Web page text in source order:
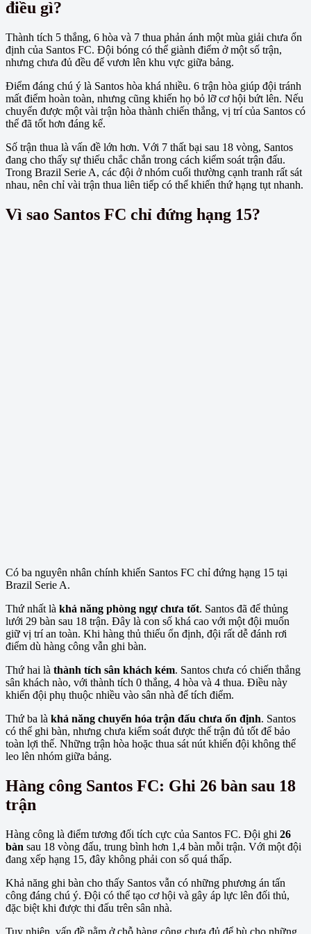
điều gì?
Thành tích 5 thắng, 6 hòa và 7 thua phản ánh một mùa giải chưa ổn
định của Santos FC. Đội bóng có thể giành điểm ở một số trận,
nhưng chưa đủ đều để vươn lên khu vực giữa bảng.
Điểm đáng chú ý là Santos hòa khá nhiều. 6 trận hòa giúp đội tránh
mất điểm hoàn toàn, nhưng cũng khiến họ bỏ lỡ cơ hội bứt lên. Nếu
chuyển được một vài trận hòa thành chiến thắng, vị trí của Santos có
thể đã tốt hơn đáng kể.
Số trận thua là vấn đề lớn hơn. Với 7 thất bại sau 18 vòng, Santos
đang cho thấy sự thiếu chắc chắn trong cách kiểm soát trận đấu.
Trong Brazil Serie A, các đội ở nhóm cuối thường cạnh tranh rất sát
nhau, nên chỉ vài trận thua liên tiếp có thể khiến thứ hạng tụt nhanh.
Vì sao Santos FC chỉ đứng hạng 15?
Có ba nguyên nhân chính khiến Santos FC chỉ đứng hạng 15 tại
Brazil Serie A.
Thứ nhất là khả năng phòng ngự chưa tốt. Santos đã để thủng
lưới 29 bàn sau 18 trận. Đây là con số khá cao với một đội muốn
giữ vị trí an toàn. Khi hàng thủ thiếu ổn định, đội rất dễ đánh rơi
điểm dù hàng công vẫn ghi bàn.
Thứ hai là thành tích sân khách kém. Santos chưa có chiến thắng
sân khách nào, với thành tích 0 thắng, 4 hòa và 4 thua. Điều này
khiến đội phụ thuộc nhiều vào sân nhà để tích điểm.
Thứ ba là khả năng chuyển hóa trận đấu chưa ổn định. Santos
có thể ghi bàn, nhưng chưa kiểm soát được thế trận đủ tốt để bảo
toàn lợi thế. Những trận hòa hoặc thua sát nút khiến đội không thể
leo lên nhóm giữa bảng.
Hàng công Santos FC: Ghi 26 bàn sau 18
trận
Hàng công là điểm tương đối tích cực của Santos FC. Đội ghi 26
bàn sau 18 vòng đấu, trung bình hơn 1,4 bàn mỗi trận. Với một đội
đang xếp hạng 15, đây không phải con số quá thấp.
Khả năng ghi bàn cho thấy Santos vẫn có những phương án tấn
công đáng chú ý. Đội có thể tạo cơ hội và gây áp lực lên đối thủ,
đặc biệt khi được thi đấu trên sân nhà.
Tuy nhiên, vấn đề nằm ở chỗ hàng công chưa đủ để bù cho những